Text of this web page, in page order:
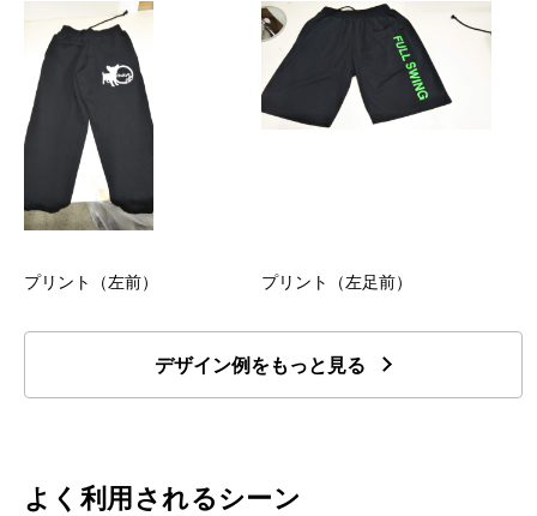
プリント（左前） プリント（左足前）
デザイン例をもっと見る
よく利用されるシーン